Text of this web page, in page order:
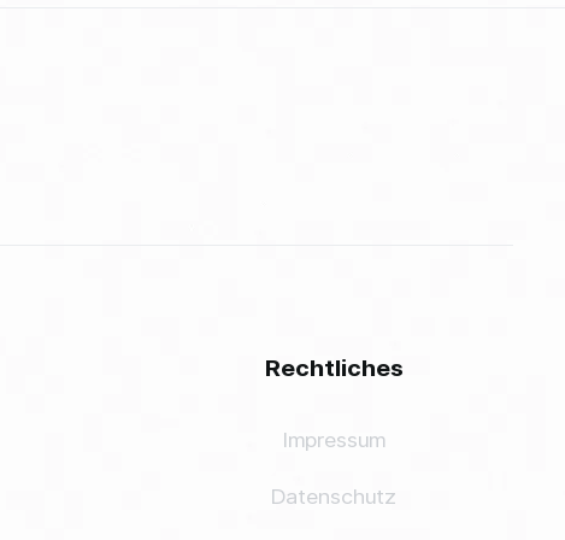
Rechtliches
Impressum
Datenschutz